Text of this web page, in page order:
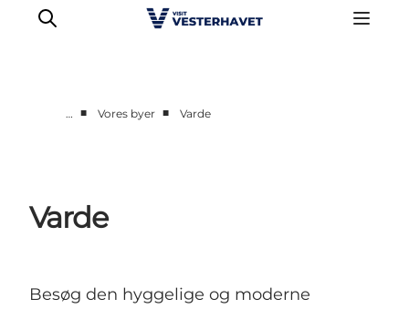
Vores Byer
Mad & Overnatning
Planlæg din ferie
… ■ Vores byer ■ Varde
Varde
Besøg den hyggelige og moderne